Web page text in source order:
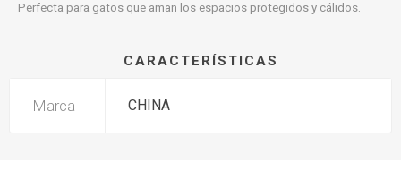
Perfecta para gatos que aman los espacios protegidos y cálidos.
CARACTERÍSTICAS
Marca CHINA